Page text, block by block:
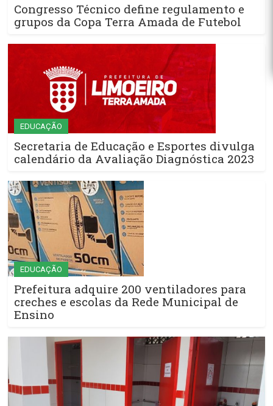
Congresso Técnico define regulamento e
grupos da Copa Terra Amada de Futebol
EDUCAÇÃO
Secretaria de Educação e Esportes divulga
calendário da Avaliação Diagnóstica 2023
EDUCAÇÃO
Prefeitura adquire 200 ventiladores para
creches e escolas da Rede Municipal de
Ensino